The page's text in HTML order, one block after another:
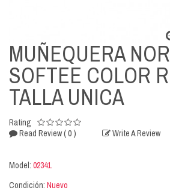
MUÑEQUERA
SOFTEE COLOR
TALLA UNICA
Rating
Read Review( 0 ) Write A Review
Model: 02341
Condición: Nuevo